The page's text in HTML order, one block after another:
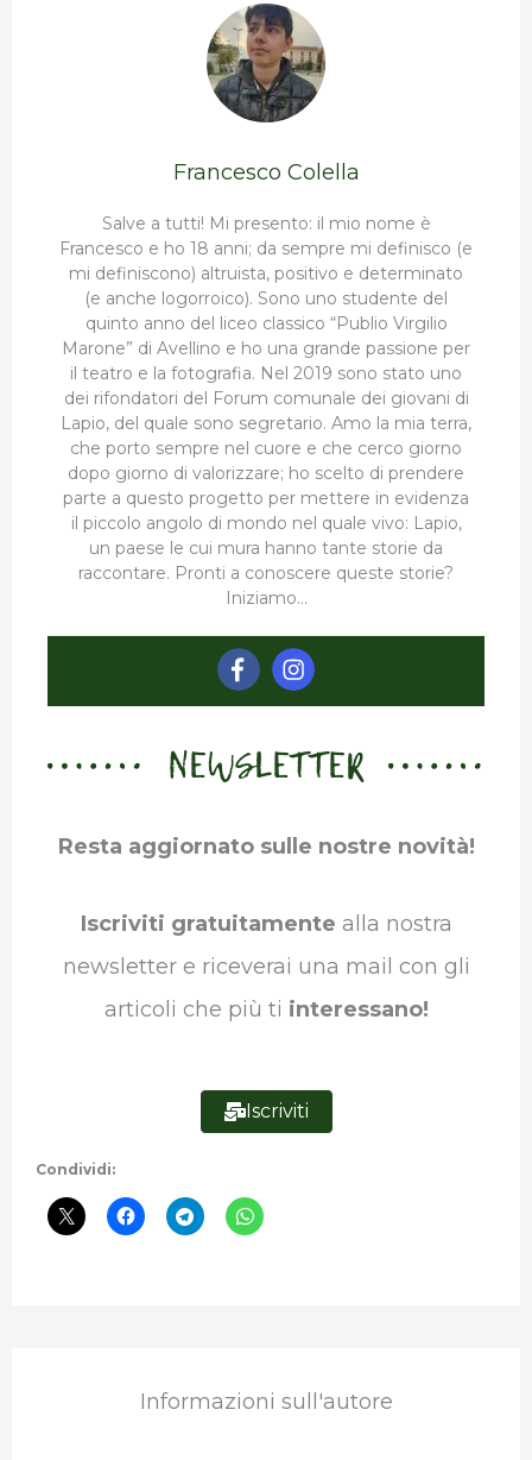
Francesco Colella
Salve a tutti! Mi presento: il mio nome è
Francesco e ho 18 anni; da sempre mi definisco (e
mi definiscono) altruista, positivo e determinato
(e anche logorroico). Sono uno studente del
quinto anno del liceo classico “Publio Virgilio
Marone” di Avellino e ho una grande passione per
il teatro e la fotografia. Nel 2019 sono stato uno
dei rifondatori del Forum comunale dei giovani di
Lapio, del quale sono segretario. Amo la mia terra,
che porto sempre nel cuore e che cerco giorno
dopo giorno di valorizzare; ho scelto di prendere
parte a questo progetto per mettere in evidenza
il piccolo angolo di mondo nel quale vivo: Lapio,
un paese le cui mura hanno tante storie da
raccontare. Pronti a conoscere queste storie?
Iniziamo…
NEWSLETTER
Resta aggiornato sulle nostre novità!
Iscriviti gratuitamente alla nostra
newsletter e riceverai una mail con gli
articoli che più ti interessano!
Iscriviti
Condividi:
Informazioni sull'autore